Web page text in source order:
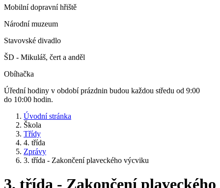
Mobilní dopravní hřiště
Národní muzeum
Stavovské divadlo
ŠD - Mikuláš, čert a anděl
Obíhačka
Úřední hodiny v období prázdnin budou každou středu od 9:00
do 10:00 hodin.
Úvodní stránka
Škola
Třídy
4. třída
Zprávy
3. třída - Zakončení plaveckého výcviku
3. třída - Zakončení plaveckého